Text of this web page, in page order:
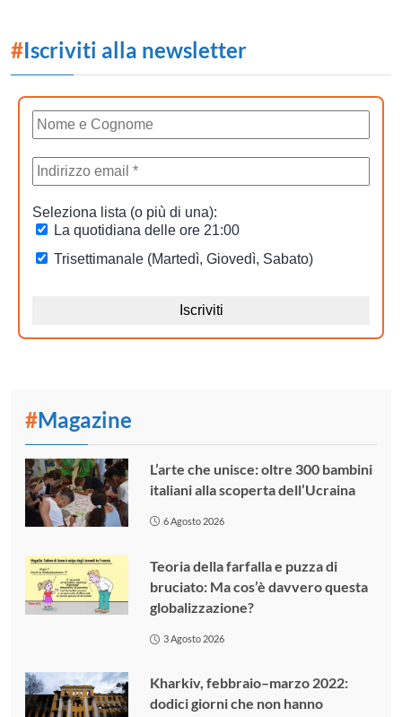
#Iscriviti alla newsletter
#Magazine
L’arte che unisce: oltre 300 bambini
italiani alla scoperta dell’Ucraina
6 Agosto 2026
Teoria della farfalla e puzza di
bruciato: Ma cos’è davvero questa
globalizzazione?
3 Agosto 2026
Kharkiv, febbraio–marzo 2022:
dodici giorni che non hanno